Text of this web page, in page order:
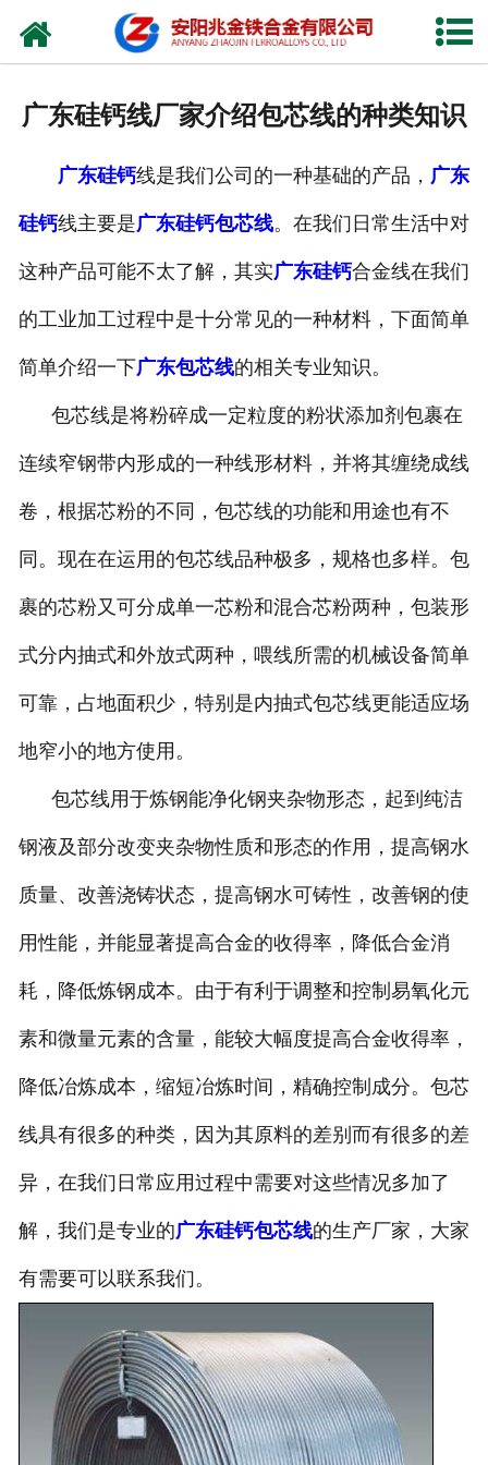
网站首页
视频中心
联系我们
广东硅钙线厂家介绍包芯线的种类知识
广东硅钙线是我们公司的一种基础的产品， 广东
硅钙线主要是广东硅钙包芯线。在我们日常生活中对
这种产品可能不太了解，其实广东硅钙合金线在我们
的工业加工过程中是十分常见的一种材料，下面简单
简单介绍一下广东包芯线的相关专业知识。
包芯线是将粉碎成一定粒度的粉状添加剂包裹在
连续窄钢带内形成的一种线形材料，并将其缠绕成线
卷，根据芯粉的不同，包芯线的功能和用途也有不
同。现在在运用的包芯线品种极多，规格也多样。包
裹的芯粉又可分成单一芯粉和混合芯粉两种，包装形
式分内抽式和外放式两种，喂线所需的机械设备简单
可靠，占地面积少，特别是内抽式包芯线更能适应场
地窄小的地方使用。
包芯线用于炼钢能净化钢夹杂物形态，起到纯洁
钢液及部分改变夹杂物性质和形态的作用，提高钢水
质量、改善浇铸状态，提高钢水可铸性，改善钢的使
用性能，并能显著提高合金的收得率，降低合金消
耗，降低炼钢成本。由于有利于调整和控制易氧化元
素和微量元素的含量，能较大幅度提高合金收得率，
降低冶炼成本，缩短冶炼时间，精确控制成分。包芯
线具有很多的种类，因为其原料的差别而有很多的差
异，在我们日常应用过程中需要对这些情况多加了
解，我们是专业的广东硅钙包芯线的生产厂家，大家
有需要可以联系我们。